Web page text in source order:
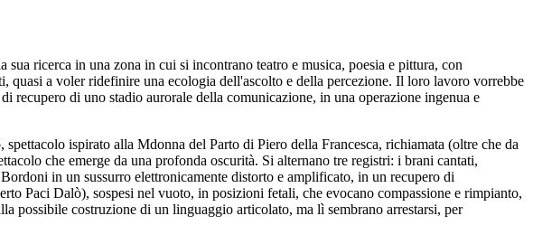
ricerca in una zona in cui si incontrano teatro e musica, poesia e pittura, con
a voler ridefinire una ecologia dell'ascolto e della percezione. Il loro lavoro vorrebbe
recupero di uno stadio aurorale della comunicazione, in una operazione ingenua e
ispirato alla Mdonna del Parto di Piero della Francesca, richiamata (oltre che da
che emerge da una profonda oscurità. Si alternano tre registri: i brani cantati,
in un sussurro elettronicamente distorto e amplificato, in un recupero di
Paci Dalò), sospesi nel vuoto, in posizioni fetali, che evocano compassione e rimpianto,
possibile costruzione di un linguaggio articolato, ma lì sembrano arrestarsi, per